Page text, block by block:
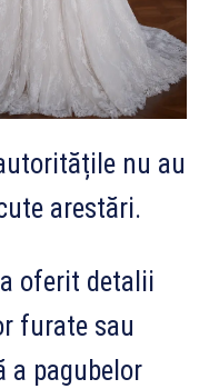
nu au
arestări.
a oferit detalii
furate sau
a pagubelor